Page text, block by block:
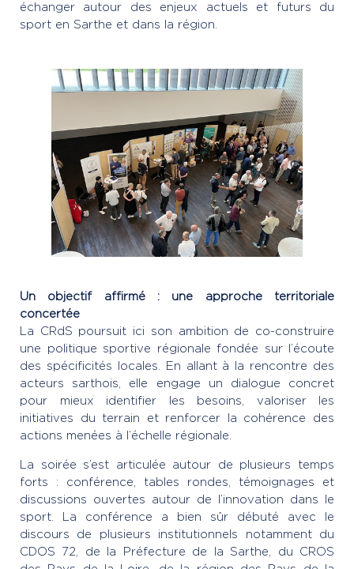
échanger autour des enjeux actuels et futurs du
sport en Sarthe et dans la région.
Un objectif affirmé : une approche territoriale
concertée
La CRdS poursuit ici son ambition de co-construire
une politique sportive régionale fondée sur l’écoute
des spécificités locales. En allant à la rencontre des
acteurs sarthois, elle engage un dialogue concret
pour mieux identifier les besoins, valoriser les
initiatives du terrain et renforcer la cohérence des
actions menées à l’échelle régionale.
La soirée s’est articulée autour de plusieurs temps
forts : conférence, tables rondes, témoignages et
discussions ouvertes autour de l’innovation dans le
sport. La conférence a bien sûr débuté avec le
discours de plusieurs institutionnels notamment du
CDOS 72, de la Préfecture de la Sarthe, du CROS